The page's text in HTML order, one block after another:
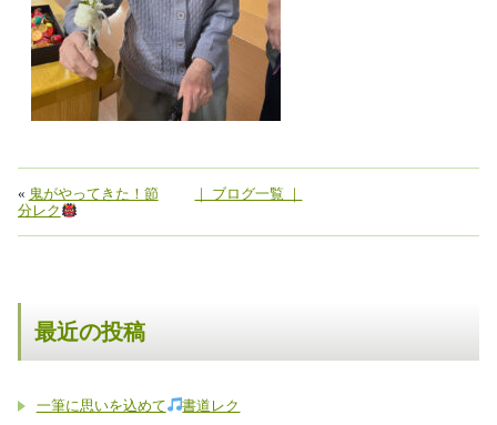
« 鬼がやってきた！節
分レク
｜ ブログ一覧 ｜
最近の投稿
一筆に思いを込めて 書道レク